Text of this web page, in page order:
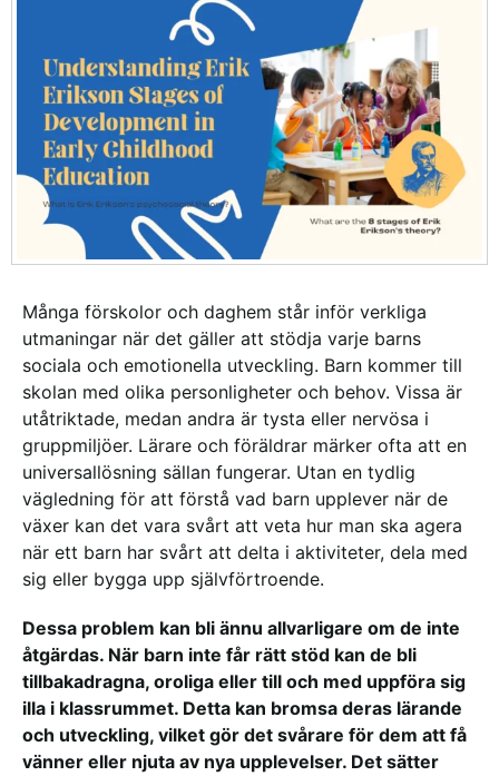
Många förskolor och daghem står inför verkliga
utmaningar när det gäller att stödja varje barns
sociala och emotionella utveckling. Barn kommer till
skolan med olika personligheter och behov. Vissa är
utåtriktade, medan andra är tysta eller nervösa i
gruppmiljöer. Lärare och föräldrar märker ofta att en
universallösning sällan fungerar. Utan en tydlig
vägledning för att förstå vad barn upplever när de
växer kan det vara svårt att veta hur man ska agera
när ett barn har svårt att delta i aktiviteter, dela med
sig eller bygga upp självförtroende.
Dessa problem kan bli ännu allvarligare om de inte
åtgärdas. När barn inte får rätt stöd kan de bli
tillbakadragna, oroliga eller till och med uppföra sig
illa i klassrummet. Detta kan bromsa deras lärande
och utveckling, vilket gör det svårare för dem att få
vänner eller njuta av nya upplevelser. Det sätter